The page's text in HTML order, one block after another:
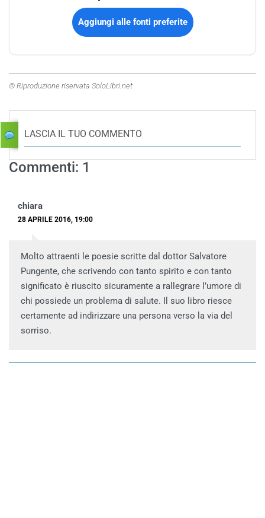
Aggiungi alle fonti preferite
© Riproduzione riservata SoloLibri.net
LASCIA IL TUO COMMENTO
Commenti: 1
chiara
28 APRILE 2016, 19:00
Molto attraenti le poesie scritte dal dottor Salvatore
Pungente, che scrivendo con tanto spirito e con tanto
significato è riuscito sicuramente a rallegrare l’umore di
chi possiede un problema di salute. Il suo libro riesce
certamente ad indirizzare una persona verso la via del
sorriso.